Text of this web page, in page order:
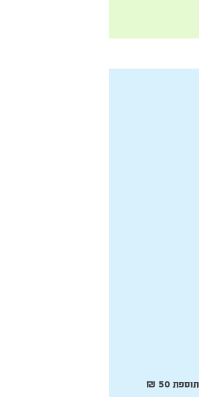
כוללת דמי שירות מלצרים | ב-29.7.18 ערב 'צלילים וטעמים בשניים' – תוספת 50 ₪